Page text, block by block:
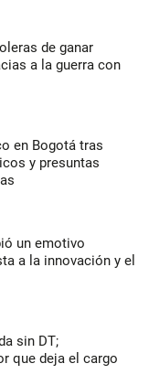
de ganar
a la guerra con
en Bogotá tras
y presuntas
un emotivo
a la innovación y el
sin DT;
que deja el cargo